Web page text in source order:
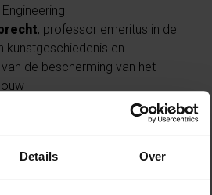
Details Over
, professor emeritus in de
kunstgeschiedenis en
de bescherming van het
, Staatssecretaris van het
Gewest, belast met